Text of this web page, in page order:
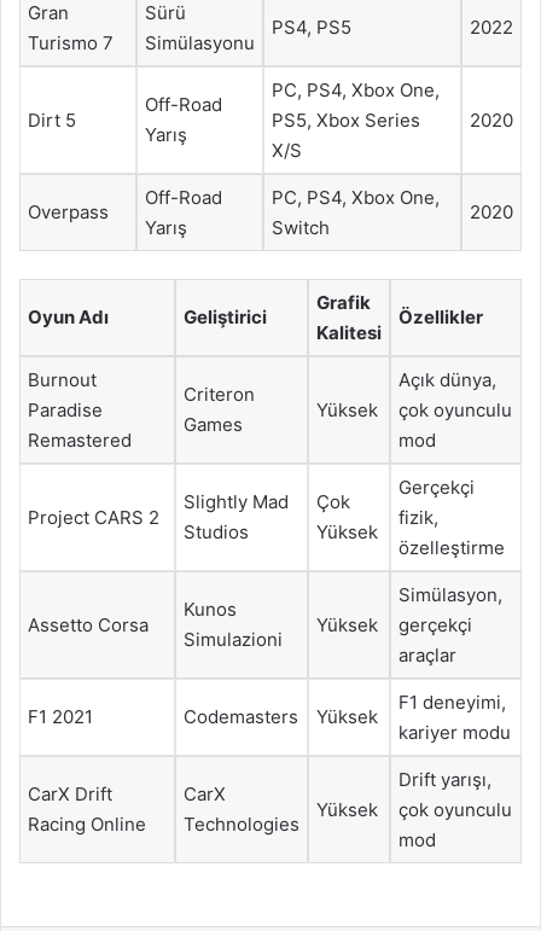
Gran
Turismo 7
Sürü
Simülasyonu
PS4, PS5 2022
Dirt 5
Off-Road
Yarış
PC, PS4, Xbox One,
PS5, Xbox Series
X/S
2020
Overpass
Off-Road
Yarış
PC, PS4, Xbox One,
Switch
2020
Oyun Adı Geliştirici
Grafik
Kalitesi
Özellikler
Burnout
Paradise
Remastered
Criteron
Games
Yüksek
Açık dünya,
çok oyunculu
mod
Project CARS 2
Slightly Mad
Studios
Çok
Yüksek
Gerçekçi
fizik,
özelleştirme
Assetto Corsa
Kunos
Simulazioni
Yüksek
Simülasyon,
gerçekçi
araçlar
F1 2021 Codemasters Yüksek
F1 deneyimi,
kariyer modu
CarX Drift
Racing Online
CarX
Technologies
Yüksek
Drift yarışı,
çok oyunculu
mod